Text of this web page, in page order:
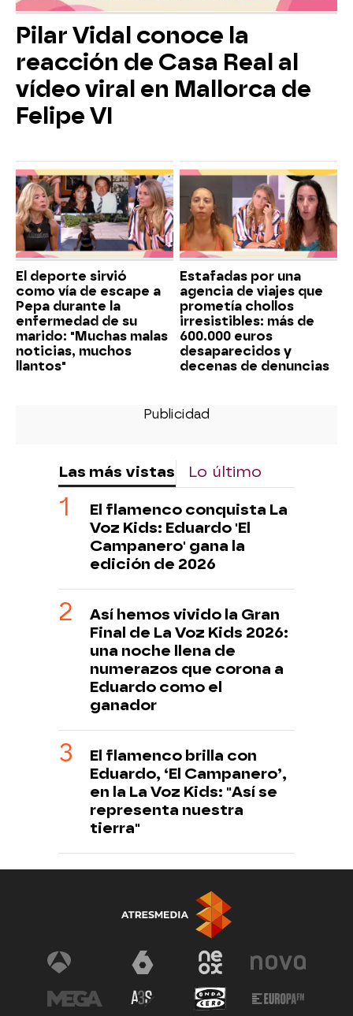
Pilar Vidal conoce la
reacción de Casa Real al
vídeo viral en Mallorca de
Felipe VI
El deporte sirvió
como vía de escape a
Pepa durante la
enfermedad de su
marido: "Muchas malas
noticias, muchos
llantos"
Estafadas por una
agencia de viajes que
prometía chollos
irresistibles: más de
600.000 euros
desaparecidos y
decenas de denuncias
Las más vistas Lo último
El flamenco conquista La
Voz Kids: Eduardo 'El
Campanero' gana la
edición de 2026
Así hemos vivido la Gran
Final de La Voz Kids 2026:
una noche llena de
numerazos que corona a
Eduardo como el
ganador
El flamenco brilla con
Eduardo, ‘El Campanero’,
en la La Voz Kids: "Así se
representa nuestra
tierra"